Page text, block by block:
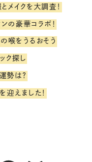
メイクを大調査！
の豪華コラボ！
喉をうるおそう
ク探し
勢は？
えました！